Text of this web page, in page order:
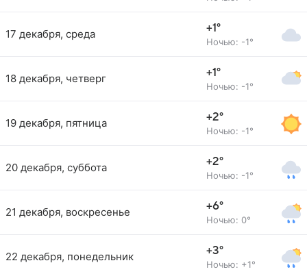
17 декабря, среда +1°
Ночью: -1°
18 декабря, четверг +1°
Ночью: -1°
19 декабря, пятница +2°
Ночью: -1°
20 декабря, суббота +2°
Ночью: -1°
21 декабря, воскресенье +6°
Ночью: 0°
22 декабря, понедельник +3°
Ночью: +1°